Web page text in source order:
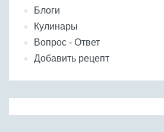
Блоги
Кулинары
Вопрос - Ответ
Добавить рецепт